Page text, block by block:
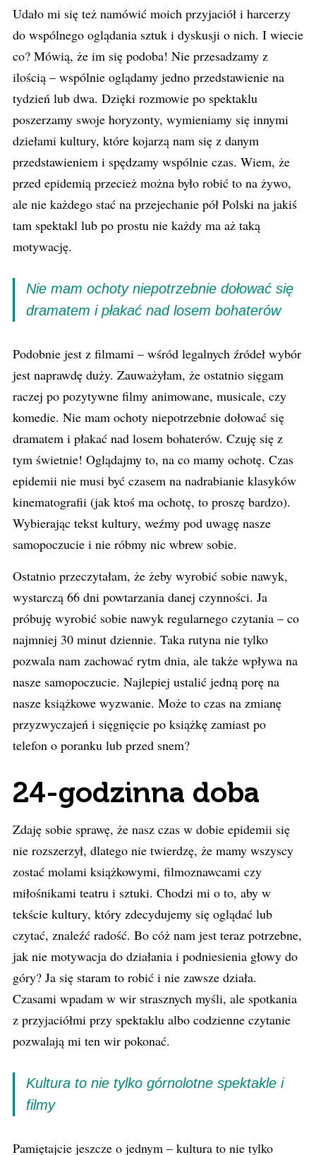
Udało mi się też namówić moich przyjaciół i harcerzy
do wspólnego oglądania sztuk i dyskusji o nich. I wiecie
co? Mówią, że im się podoba! Nie przesadzamy z
ilością – wspólnie oglądamy jedno przedstawienie na
tydzień lub dwa. Dzięki rozmowie po spektaklu
poszerzamy swoje horyzonty, wymieniamy się innymi
dziełami kultury, które kojarzą nam się z danym
przedstawieniem i spędzamy wspólnie czas. Wiem, że
przed epidemią przecież można było robić to na żywo,
ale nie każdego stać na przejechanie pół Polski na jakiś
tam spektakl lub po prostu nie każdy ma aż taką
motywację.
Nie mam ochoty niepotrzebnie dołować się
dramatem i płakać nad losem bohaterów
Podobnie jest z filmami – wśród legalnych źródeł wybór
jest naprawdę duży. Zauważyłam, że ostatnio sięgam
raczej po pozytywne filmy animowane, musicale, czy
komedie. Nie mam ochoty niepotrzebnie dołować się
dramatem i płakać nad losem bohaterów. Czuję się z
tym świetnie! Oglądajmy to, na co mamy ochotę. Czas
epidemii nie musi być czasem na nadrabianie klasyków
kinematografii (jak ktoś ma ochotę, to proszę bardzo).
Wybierając tekst kultury, weźmy pod uwagę nasze
samopoczucie i nie róbmy nic wbrew sobie.
Ostatnio przeczytałam, że żeby wyrobić sobie nawyk,
wystarczą 66 dni powtarzania danej czynności. Ja
próbuję wyrobić sobie nawyk regularnego czytania – co
najmniej 30 minut dziennie. Taka rutyna nie tylko
pozwala nam zachować rytm dnia, ale także wpływa na
nasze samopoczucie. Najlepiej ustalić jedną porę na
nasze książkowe wyzwanie. Może to czas na zmianę
przyzwyczajeń i sięgnięcie po książkę zamiast po
telefon o poranku lub przed snem?
24-godzinna doba
Zdaję sobie sprawę, że nasz czas w dobie epidemii się
nie rozszerzył, dlatego nie twierdzę, że mamy wszyscy
zostać molami książkowymi, filmoznawcami czy
miłośnikami teatru i sztuki. Chodzi mi o to, aby w
tekście kultury, który zdecydujemy się oglądać lub
czytać, znaleźć radość. Bo cóż nam jest teraz potrzebne,
jak nie motywacja do działania i podniesienia głowy do
góry? Ja się staram to robić i nie zawsze działa.
Czasami wpadam w wir strasznych myśli, ale spotkania
z przyjaciółmi przy spektaklu albo codzienne czytanie
pozwalają mi ten wir pokonać.
Kultura to nie tylko górnolotne spektakle i
filmy
Pamiętajcie jeszcze o jednym – kultura to nie tylko